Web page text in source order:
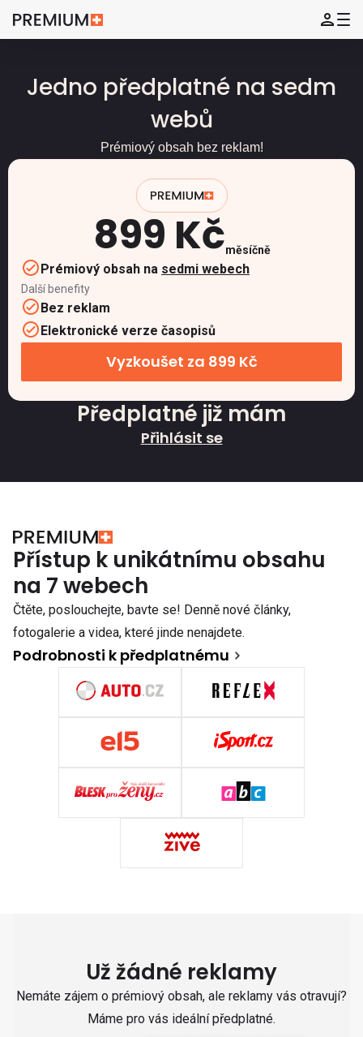
Jedno předplatné na sedm
webů
Prémiový obsah bez reklam!
899 Kčměsíčně
Prémiový obsah na sedmi webech
Další benefity
Bez reklam
Elektronické verze časopisů
Vyzkoušet za 899 Kč
Předplatné již mám
Přihlásit se
Přístup k unikátnímu obsahu
na 7 webech
Čtěte, poslouchejte, bavte se! Denně nové články,
fotogalerie a videa, které jinde nenajdete.
Podrobnosti k předplatnému
Už žádné reklamy
Nemáte zájem o prémiový obsah, ale reklamy vás otravují?
Máme pro vás ideální předplatné.